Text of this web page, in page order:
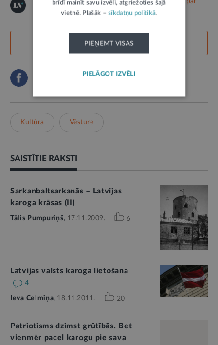
© "LV portāla" saturu aizsargā autortiesības.
Izlasi par
iespējām to izmantot!
LABS SATURS
Kultūra Vēsture
SAISTĪTIE RAKSTI
Sarkanbaltsarkanās – Latvijas
karoga krāsas (II)
Tālis Pumpuriņš, 17.11.2009. 6
Latvijas valsts karoga lietošana
4
Ieva Celmiņa, 18.11.2011. 20
Patriotisms dzimst grūtībās. Bet
vienmēr pacel karogu pie sava
brīdī mainīt savu izvēli, atgriežoties šajā
vietnē. Plašāk –sīkdatņu politikā.
PIEŅEMT VISAS
PIELĀGOT IZVĒLI